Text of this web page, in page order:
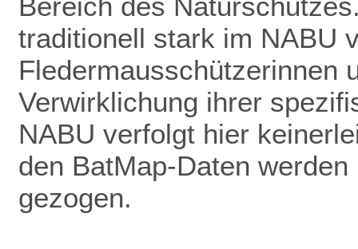
traditionell stark im NABU
Fledermausschützerinnen
Verwirklichung ihrer
NABU verfolgt hier
den BatMap-Daten
gezogen.